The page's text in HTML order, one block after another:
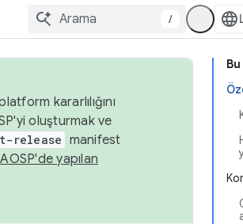
/
kararlılığını
oluşturmak ve
release manifest
AOSP'de yapılan